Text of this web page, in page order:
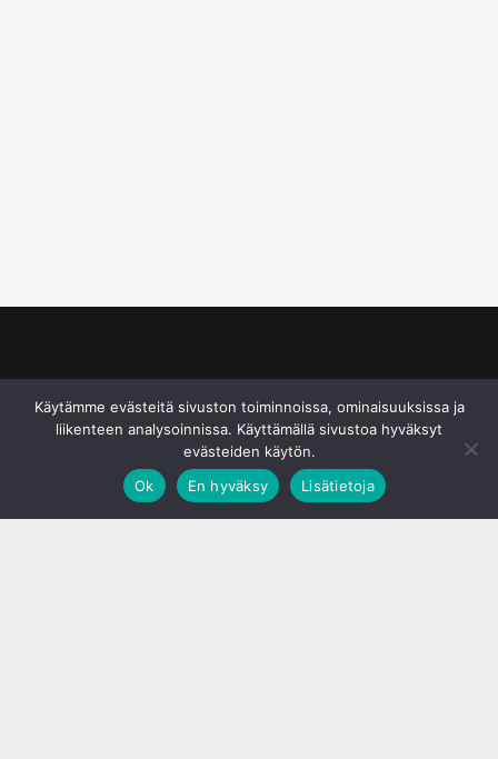
Käytämme evästeitä sivuston toiminnoissa, ominaisuuksissa ja
liikenteen analysoinnissa. Käyttämällä sivustoa hyväksyt
evästeiden käytön.
Ok
En hyväksy Lisätietoja